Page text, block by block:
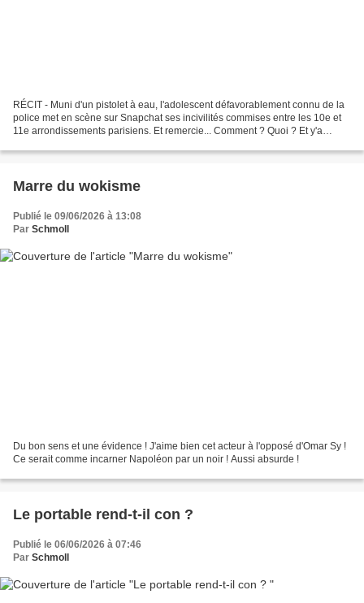
RÉCIT - Muni d'un pistolet à eau, l'adolescent défavorablement connu de la
police met en scène sur Snapchat ses incivilités commises entre les 10e et
11e arrondissements parisiens. Et remercie... Comment ? Quoi ? Et y'a
Marre du wokisme
Publié le 09/06/2026 à 13:08
Par Schmoll
Du bon sens et une évidence ! J'aime bien cet acteur à l'opposé d'Omar Sy !
Ce serait comme incarner Napoléon par un noir ! Aussi absurde !
Le portable rend-t-il con ?
Publié le 06/06/2026 à 07:46
Par Schmoll